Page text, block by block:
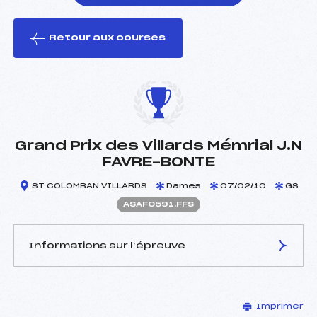
le ski
Retour aux courses
Grand Prix des Villards Mémrial J.N
FAVRE-BONTE
ST COLOMBAN VILLARDS Dames 07/02/10 GS
ASAF0591.FFS
Informations sur l’épreuve
ROBERT MARC JEAN (sa)
Imprimer